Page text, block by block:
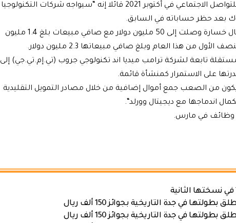
وكان ترامب قد أعلن عن إطلاق تطبيقه للتواصل الاجتماعي في أكتوبر 2021 قائلا إنه “سيواجه شركات التكنولوجيا
بعد حظر حساباته في السابق.
في عام 2022، سجلت شركة تروث سوشال خسارة وصلت إلى 50 مليون دولار مع صافي مبيعات بلغ 1.4 مليون
.
تابعة لشركة ترامب ميديا اند تكنولوجي جروب (تي.إم.تي.جي) إلى
على الاستمرار كمنشأة قائمة.
من الصعب جمع أموال إضافية من خلال مصادر التمويل التقليدية
اندماجها مع ديجيتال وورلد “.
وظائف في مارس.
في نسختها الثانية
في جدة التاريخية بجوائز 150 ألف ريال
في جدة التاريخية بجوائز 150 ألف ريال